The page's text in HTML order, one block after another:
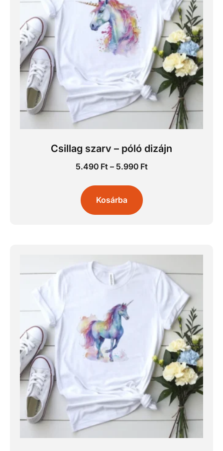
Csillag szarv – póló dizájn
5.490 Ft – 5.990 Ft
Kosárba